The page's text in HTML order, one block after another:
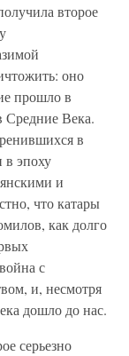
второе
оно
прошло в
Средние Века.
в
эпоху
и
что катары
как долго
с
и, несмотря
дошло до нас.
серьезно